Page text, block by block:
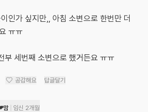
인가 싶지만,, 아침 소변으로 한번만 더
ㅠㅠ
부 세번째 소변으로 했거든요 ㅠㅠ
공감해요 답글달기
맘 임신 2개월